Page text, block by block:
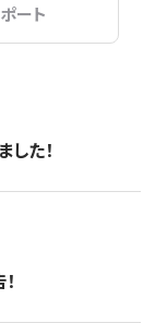
ート
た！